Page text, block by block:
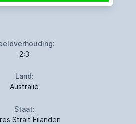
2:3
Land:
Australië
Staat:
Strait Eilanden